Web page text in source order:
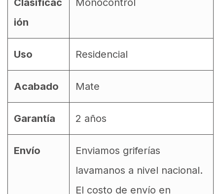
Clasificac
ión
Monocontrol
Uso Residencial
Acabado Mate
Garantía 2 años
Envío
Enviamos griferías
lavamanos a nivel nacional.
El costo de envío en